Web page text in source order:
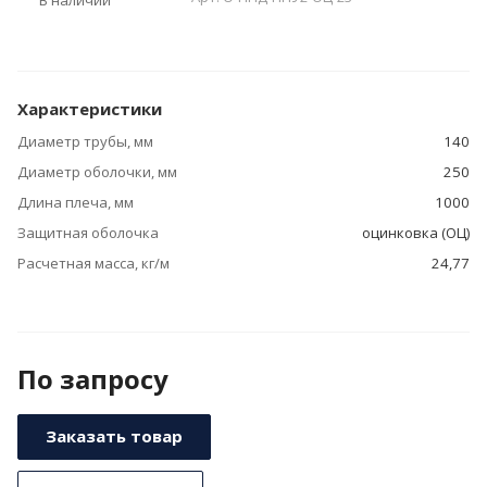
Характеристики
Диаметр трубы, мм
140
Диаметр оболочки, мм
250
Длина плеча, мм
1000
Защитная оболочка
оцинковка (ОЦ)
Расчетная масса, кг/м
24,77
По запросу
Заказать товар